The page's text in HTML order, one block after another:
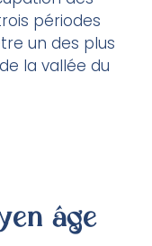
périodes
un des plus
la vallée du
âge